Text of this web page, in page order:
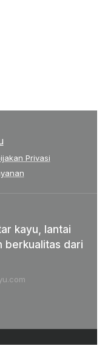
Privasi
kayu, lantai
berkualitas dari